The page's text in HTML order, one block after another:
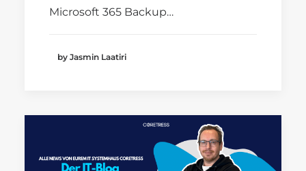
Microsoft 365 Backup…
by Jasmin Laatiri